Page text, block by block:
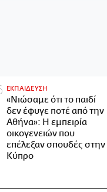
ΕΚΠΑΙΔΕΥΣΗ
«Νιώσαμε ότι το παιδί
δεν έφυγε ποτέ από την
Αθήνα»: Η εμπειρία
οικογενειών που
επέλεξαν σπουδές στην
Κύπρο